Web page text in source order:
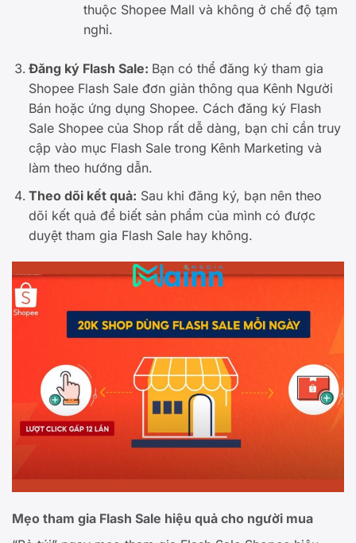
thuộc Shopee Mall và không ở chế độ tạm
nghỉ.
Đăng ký Flash Sale: Bạn có thể đăng ký tham gia
Shopee Flash Sale đơn giản thông qua Kênh Người
Bán hoặc ứng dụng Shopee. Cách đăng ký Flash
Sale Shopee của Shop rất dễ dàng, bạn chỉ cần truy
cập vào mục Flash Sale trong Kênh Marketing và
làm theo hướng dẫn.
Theo dõi kết quả: Sau khi đăng ký, bạn nên theo
dõi kết quả để biết sản phẩm của mình có được
duyệt tham gia Flash Sale hay không.
Mẹo tham gia Flash Sale hiệu quả cho người mua